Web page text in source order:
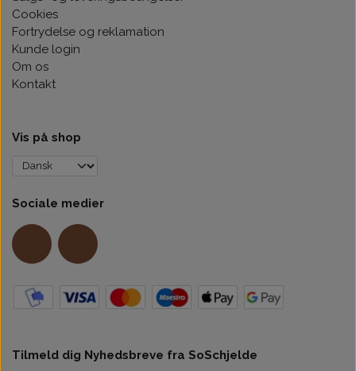
Cookies
Fortrydelse og reklamation
Kunde login
Om os
Kontakt
Vis på shop
Sociale medier
Tilmeld dig Nyhedsbreve fra SoSchjelde